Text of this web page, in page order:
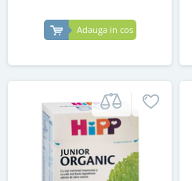
Adauga in cos